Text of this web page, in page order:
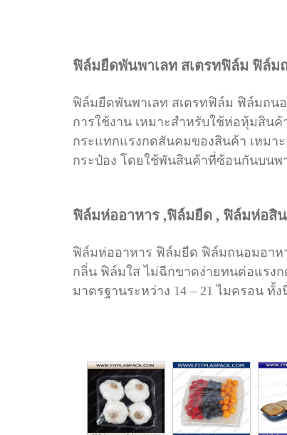
ฟิล์มยืดพันพาเลท สเตรทฟิล์ม ฟิล์ม
ฟิล์มยืดพันพาเลท สเตรทฟิล์ม ฟิล์มถ
การใช้งาน เหมาะสำหรับใช้ห่อหุ้มสิน
กระแทกแรงกดสันคมของสินค้า เหมา
กระป๋อง โดยใช้พันสินค้าที่ซ้อนกันบนพ
ฟิล์มห่ออาหาร ,ฟิล์มยืด , ฟิล์มห่อสิ
ฟิล์มห่ออาหาร ฟิล์มยืด ฟิล์มถนอมอาห
กลิ่น ฟิล์มใส ไม่ฉีกขาดง่ายทนต่อแรง
มาตรฐานระหว่าง 14 – 21 ไมครอน ทั้ง